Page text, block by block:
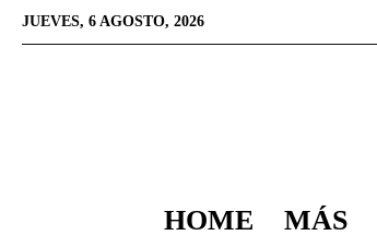
JUEVES, 6 AGOSTO, 2026
HOME MÁS